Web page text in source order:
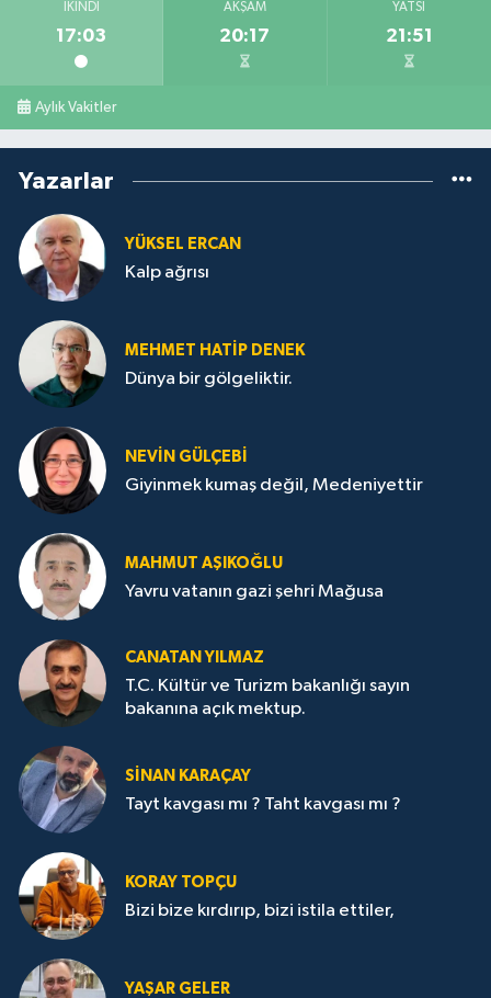
İKINDI
17:03
AKŞAM
20:17
YATSI
21:51
Aylık Vakitler
Yazarlar
YÜKSEL ERCAN
Kalp ağrısı
MEHMET HATİP DENEK
Dünya bir gölgeliktir.
NEVİN GÜLÇEBİ
Giyinmek kumaş değil, Medeniyettir
MAHMUT AŞIKOĞLU
Yavru vatanın gazi şehri Mağusa
CANATAN YILMAZ
T.C. Kültür ve Turizm bakanlığı sayın
bakanına açık mektup.
SİNAN KARAÇAY
Tayt kavgası mı ? Taht kavgası mı ?
KORAY TOPÇU
Bizi bize kırdırıp, bizi istila ettiler,
YAŞAR GELER